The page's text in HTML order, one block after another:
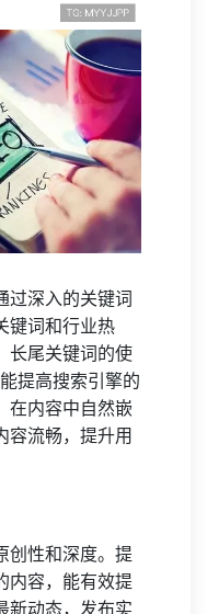
过深入的关键词
键词和行业热
长尾关键词的使
提高搜索引擎的
在内容中自然嵌
容流畅，提升用
创性和深度。提
内容，能有效提
新动态，发布实